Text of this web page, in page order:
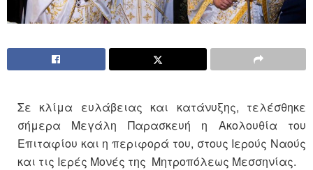
Σε κλίμα ευλάβειας και κατάνυξης, τελέσθηκε
σήμερα Μεγάλη Παρασκευή η Ακολουθία του
Επιταφίου και η περιφορά του, στους Ιερούς Ναούς
και τις Ιερές Μονές της Μητροπόλεως Μεσσηνίας.